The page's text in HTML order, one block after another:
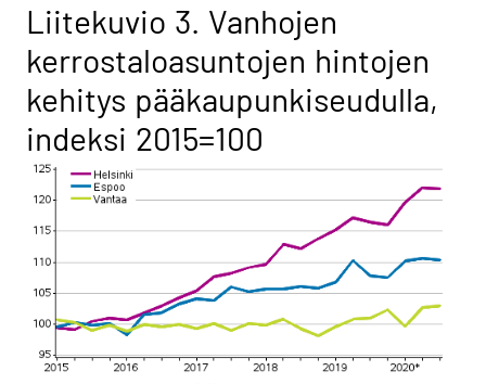
Liitekuvio 3. Vanhojen
kerrostaloasuntojen hintojen
kehitys pääkaupunkiseudulla,
indeksi 2015=100